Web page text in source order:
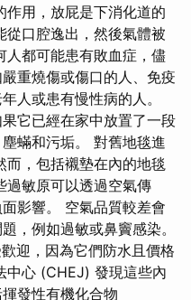
用，放屁是下消化道的
口腔逸出，然後氣體被
人都可能患有敗血症，儘
重燒傷或傷口的人、免疫
人或患有慢性病的人。
它已經在家中放置了一段
蟎和污垢。 對舊地毯進
而，包括襯墊在內的地毯
過敏原可以透過空氣傳
影響。 空氣品質較差會
，例如過敏或鼻竇感染。
迎，因為它們防水且價格
中心 (CHEJ) 發現這些內
發性有機化合物